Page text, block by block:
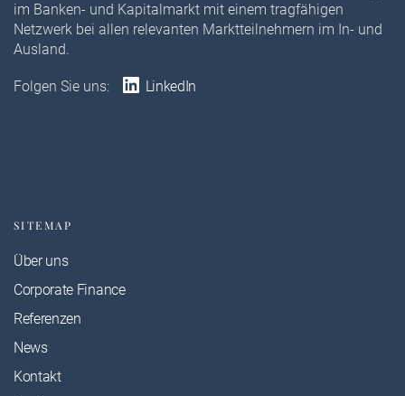
im Banken- und Kapitalmarkt mit einem tragfähigen
Netzwerk bei allen relevanten Marktteilnehmern im In- und
Ausland.
Folgen Sie uns: LinkedIn
SITEMAP
Über uns
Corporate Finance
Referenzen
News
Kontakt